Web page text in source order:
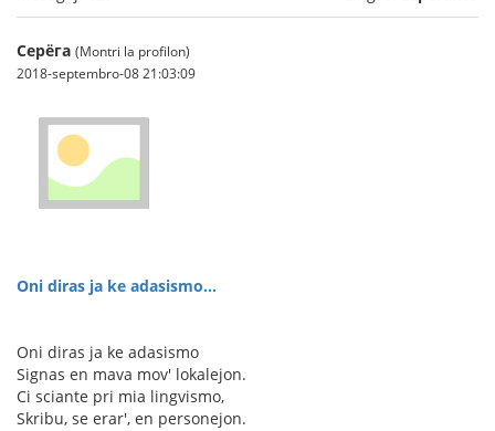
Серёга (Montri la profilon)
2018-septembro-08 21:03:09
Oni diras ja ke adasismo...
Oni diras ja ke adasismo
Signas en mava mov' lokalejon.
Ci sciante pri mia lingvismo,
Skribu, se erar', en personejon.